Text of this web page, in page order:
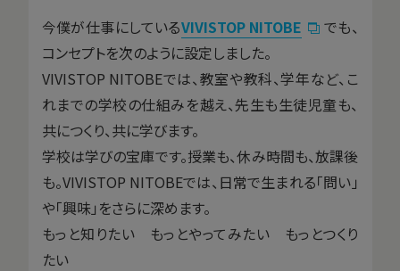
今僕が仕事にしているVIVISTOP NITOBE
でも、
コンセプトを次のように設定しました。
VIVISTOP NITOBEでは、教室や教科、学年など、こ
れまでの学校の仕組みを越え、先生も生徒児童も、
共につくり、共に学びます。
学校は学びの宝庫です。授業も、休み時間も、放課後
も。VIVISTOP NITOBEでは、日常で生まれる「問い」
や「興味」をさらに深めます。
もっと知りたい もっとやってみたい もっとつくり
たい